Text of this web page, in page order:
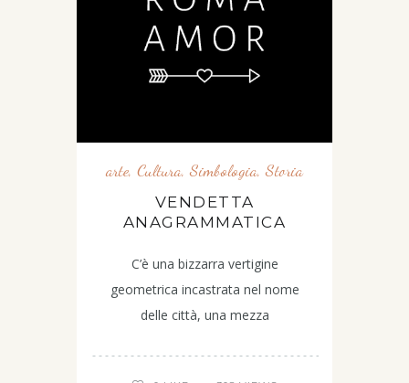
arte, Cultura,Simbologia,Storia
VENDETTA
ANAGRAMMATICA
C’è una bizzarra vertigine
geometrica incastrata nel nome
delle città, una mezza